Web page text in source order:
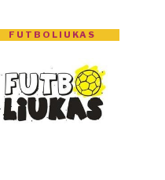
FUTBOLIUKAS